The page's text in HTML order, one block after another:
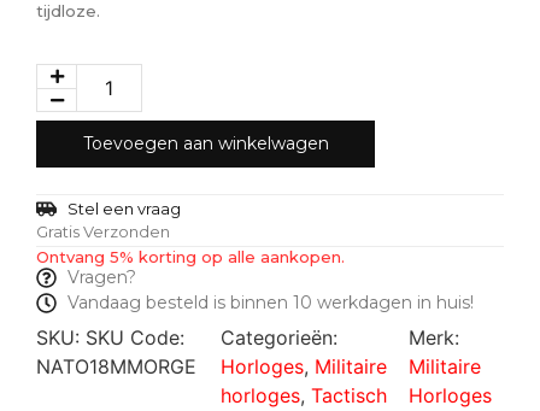
tijdloze.
Toevoegen aan winkelwagen
Stel een vraag
Gratis Verzonden
Ontvang 5% korting op alle aankopen.
Vragen?
Vandaag besteld is binnen 10 werkdagen in huis!
SKU: SKU Code:
NATO18MMORGE
Categorieën:
Horloges, Militaire
horloges, Tactisch
Merk:
Militaire
Horloges